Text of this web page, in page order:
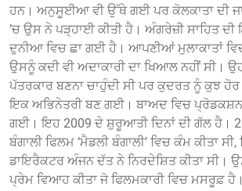
ਹਨ। ਅਨੁਸੂਈਆ ਵੀ ਉੱਥੇ ਗਈ ਪਰ ਕੋਲਕਾਤਾ ਦੀ
’ਚ ਉਸ ਨੇ ਪੜ੍ਹਾਈ ਕੀਤੀ ਹੈ। ਅੰਗਰੇਜ਼ੀ ਸਾਹਿਤ
ਦੁਨੀਆ ਵਿਚ ਛਾ ਗਈ ਹੈ। ਆਪਣੀਆਂ ਮੁਲਾਕਾਤਾਂ
ਉਸਨੂੰ ਕਦੀ ਵੀ ਅਦਾਕਾਰੀ ਦਾ ਖਿਆਲ ਨਹੀਂ ਸੀ।
ਪੱਤਰਕਾਰ ਬਣਨਾ ਚਾਹੁੰਦੀ ਸੀ ਪਰ ਕੁਦਰਤ ਨੂੰ ਕੁਝ
ਇਕ ਅਭਿਨੇਤਰੀ ਬਣ ਗਈ। ਬਾਅਦ ਵਿਚ
ਗਈ। ਇਹ 2009 ਦੇ ਸ਼ੁਰੂਆਤੀ ਦਿਨਾਂ ਦੀ ਗੱਲ ਹੈ।
ਬੰਗਾਲੀ ਫਿਲਮ ‘ਮੈਡਲੀ ਬੰਗਾਲੀ’ ਵਿਚ ਕੰਮ ਕੀਤਾ
ਡਾਇਰੈਕਟਰ ਅੰਜਨ ਦੱਤ ਨੇ ਨਿਰਦੇਸ਼ਿਤ ਕੀਤਾ ਸੀ।
ਪ੍ਰੇਮ ਵਿਆਹ ਕੀਤਾ ਜੋ ਫਿਲਮਕਾਰੀ ਵਿਚ ਮਸਰੂਫ਼